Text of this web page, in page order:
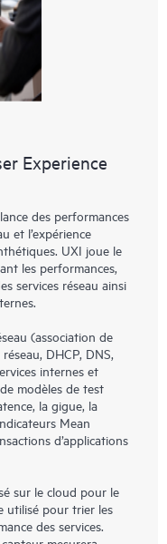
Experience
des performances
et l’expérience
UXI joue le
les performances,
services réseau ainsi
(association de
DHCP, DNS,
internes et
modèles de test
la gigue, la
Mean
d’applications
sur le cloud pour le
utilisé pour trier les
des services.